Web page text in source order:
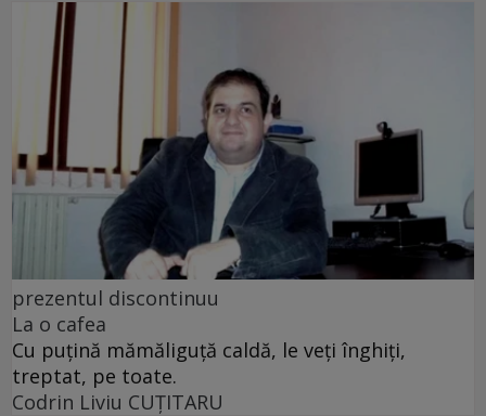
prezentul discontinuu
La o cafea
Cu puţină mămăliguţă caldă, le veţi înghiţi,
treptat, pe toate.
Codrin Liviu CUŢITARU